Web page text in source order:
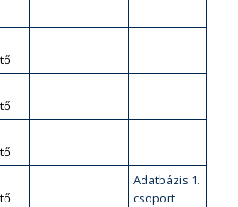
Adatbázis 1.
csoport